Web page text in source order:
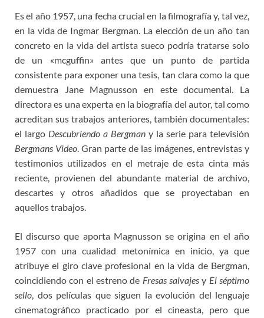
e
b
o
o
k
t
t
e
r
t
o
d
o
n
y
L
i
n
k
e
a
m
e
t
e
r
s
t
Es el año 1957, una fecha crucial en la filmografía y, tal vez,
en la vida de Ingmar Bergman. La elección de un año tan
concreto en la vida del artista sueco podría tratarse solo
de un «mcguffin» antes que un punto de partida
consistente para exponer una tesis, tan clara como la que
demuestra Jane Magnusson en este documental. La
directora es una experta en la biografía del autor, tal como
acreditan sus trabajos anteriores, también documentales:
el largo Descubriendo a Bergman y la serie para televisión
Bergmans Video. Gran parte de las imágenes, entrevistas y
testimonios utilizados en el metraje de esta cinta más
reciente, provienen del abundante material de archivo,
descartes y otros añadidos que se proyectaban en
aquellos trabajos.
El discurso que aporta Magnusson se origina en el año
1957 con una cualidad metonímica en inicio, ya que
atribuye el giro clave profesional en la vida de Bergman,
coincidiendo con el estreno de Fresas salvajes y El séptimo
sello, dos películas que siguen la evolución del lenguaje
cinematográfico practicado por el cineasta, pero que